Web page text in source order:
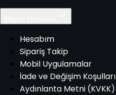
Hesabım
Sipariş Takip
Mobil Uygulamalar
İade ve Değişim Koşulları
Aydınlanta Metni (KVKK)